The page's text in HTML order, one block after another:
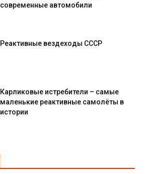
современные автомобили
Реактивные вездеходы СССР
Карликовые истребители – самые
маленькие реактивные самолёты в
истории